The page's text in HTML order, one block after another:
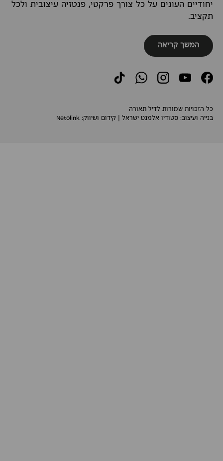
יחודיים העונים על כל צורך פרקטי, פנטזיה עיצובית ולכל
תקציב.
המשך קריאה
Facebook
YouTube
Instagram
WhatsApp
TikTok
כל הזכויות שמורות לדיל תאורה
בנייה ועיצוב: סטודיו אלמנט ישראל | קידום ושיווק: Netolink